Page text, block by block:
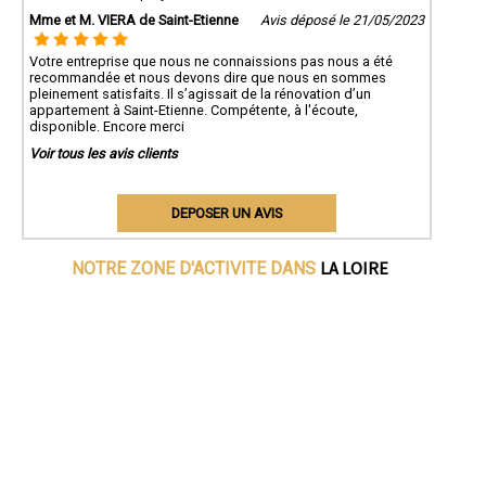
Mme et M. VIERA de Saint-Etienne
Avis déposé le 21/05/2023
Votre entreprise que nous ne connaissions pas nous a été
recommandée et nous devons dire que nous en sommes
pleinement satisfaits. Il s’agissait de la rénovation d’un
appartement à Saint-Etienne. Compétente, à l'écoute,
disponible. Encore merci
Voir tous les avis clients
DEPOSER UN AVIS
NOTRE ZONE D'ACTIVITE DANS LA LOIRE